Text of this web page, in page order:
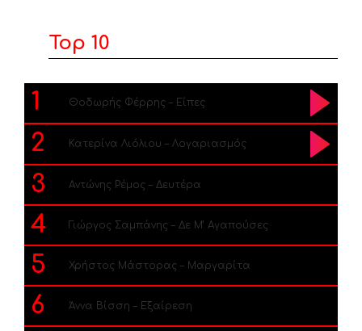
Top 10
1 Θοδωρής Φέρρης – Είπες
2 Κατερίνα Λιόλιου – Λογαριασμός
3 Αντώνης Ρέμος – Δευτέρα
4 Γιώργος Σαμπάνης – Δε Μ’ Αγαπούσες
5 Χρήστος Μάστορας – Μαργαρίτα
6 Άννα Βίσση – Εξαίρεση